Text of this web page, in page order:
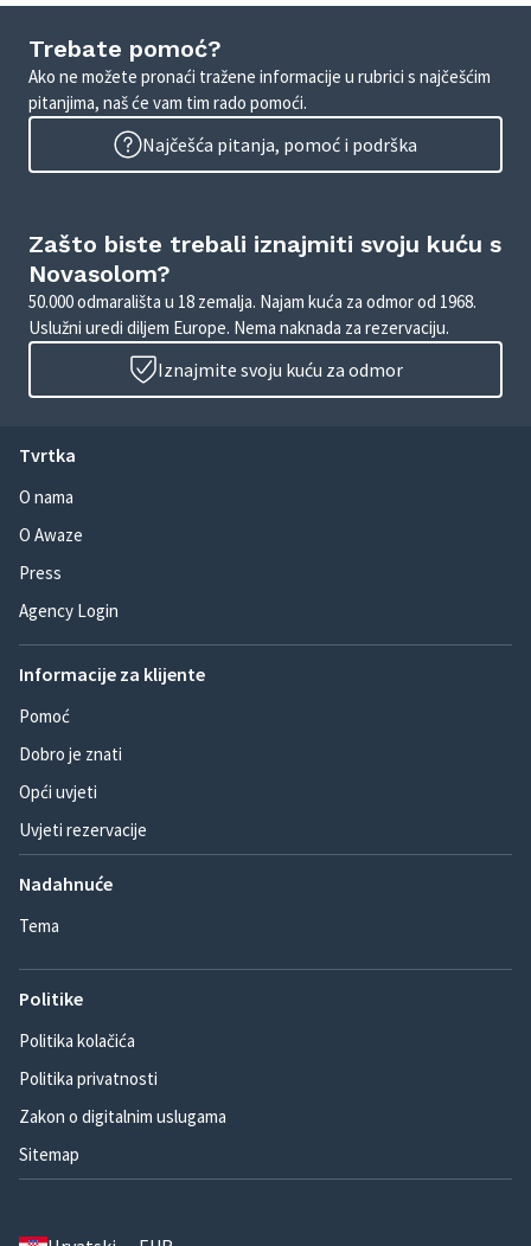
Trebate pomoć?
Ako ne možete pronaći tražene informacije u rubrici s najčešćim
pitanjima, naš će vam tim rado pomoći.
Najčešća pitanja, pomoć i podrška
Zašto biste trebali iznajmiti svoju kuću s
Novasolom?
50.000 odmarališta u 18 zemalja. Najam kuća za odmor od 1968.
Uslužni uredi diljem Europe. Nema naknada za rezervaciju.
Iznajmite svoju kuću za odmor
Tvrtka
O nama
O Awaze
Press
Agency Login
Informacije za klijente
Pomoć
Dobro je znati
Opći uvjeti
Uvjeti rezervacije
Nadahnuće
Tema
Politike
Politika kolačića
Politika privatnosti
Zakon o digitalnim uslugama
Sitemap